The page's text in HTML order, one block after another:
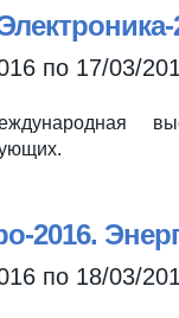
по 17/03/
2016.
по 18/03/